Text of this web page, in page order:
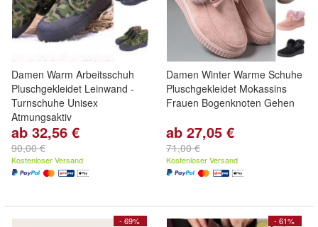
Damen Warm Arbeitsschuh
Pluschgekleidet Leinwand -
Turnschuhe Unisex
Atmungsaktiv
ab 32,56 €
90,00 €
Kostenloser Versand
Damen Winter Warme Schuhe
Pluschgekleidet Mokassins
Frauen Bogenknoten Gehen
ab 27,05 €
71,00 €
Kostenloser Versand
- 69% - 61%